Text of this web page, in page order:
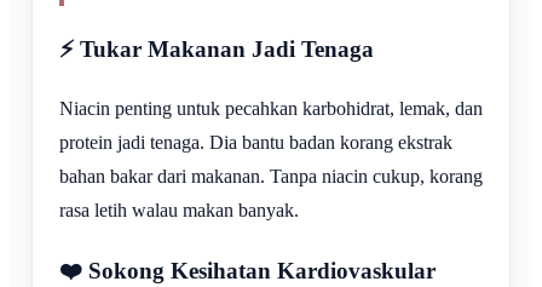
⚡ Tukar Makanan Jadi Tenaga
Niacin penting untuk pecahkan karbohidrat, lemak, dan
protein jadi tenaga. Dia bantu badan korang ekstrak
bahan bakar dari makanan. Tanpa niacin cukup, korang
rasa letih walau makan banyak.
❤️ Sokong Kesihatan Kardiovaskular